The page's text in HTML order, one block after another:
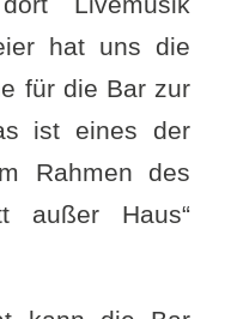
hat uns die
für die Bar zur
ist eines der
Rahmen des
außer Haus“